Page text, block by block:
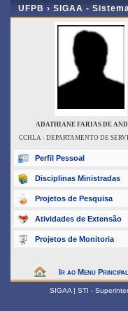
UFPB › SIGAA -
ADATHIANE FARIAS DE
CCHLA - DEPARTAMENTO DE
Perfil Pessoal
Disciplinas Ministradas
Projetos de Pesquisa
Atividades de Extensão
Projetos de Monitoria
Ir ao Menu Principal
SIGAA | STI -